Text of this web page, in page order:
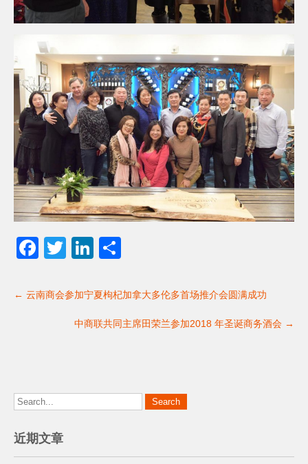
F
c
k
T
tt
er
Li
k
e
dI
Post
navigation
← 云南商会参加宁夏枸杞加拿大多伦多首场推介会圆满成功
中商联共同主席田荣兰参加2018 年圣诞商务酒会 →
近期文章